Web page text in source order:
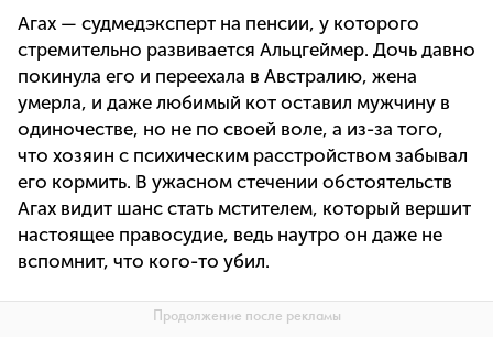
Агах — судмедэксперт на пенсии, у которого
стремительно развивается Альцгеймер. Дочь давно
покинула его и переехала в Австралию, жена
умерла, и даже любимый кот оставил мужчину в
одиночестве, но не по своей воле, а из-за того,
что хозяин с психическим расстройством забывал
его кормить. В ужасном стечении обстоятельств
Агах видит шанс стать мстителем, который вершит
настоящее правосудие, ведь наутро он даже не
вспомнит, что кого-то убил.